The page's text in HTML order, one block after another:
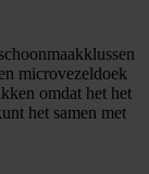
microvezeldoek
omdat het het
het samen met